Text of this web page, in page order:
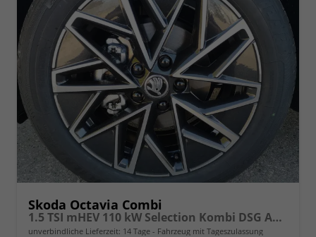
Skoda Octavia Combi
1.5 TSI mHEV 110 kW Selection Kombi DSG ABT AHK ACC Kamera Sunset
unverbindliche Lieferzeit: 14 Tage Fahrzeug mit Tageszulassung